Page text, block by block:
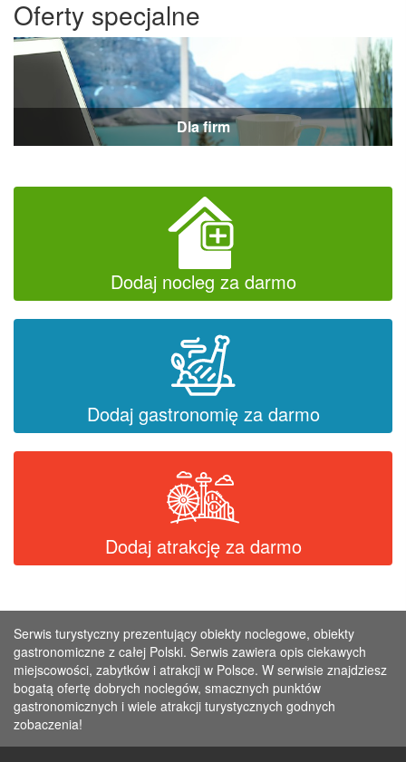
Oferty specjalne
Dla firm
Dodaj nocleg za darmo
Dodaj gastronomię za darmo
Dodaj atrakcję za darmo
Serwis turystyczny prezentujący obiekty noclegowe, obiekty
gastronomiczne z całej Polski. Serwis zawiera opis ciekawych
miejscowości, zabytków i atrakcji w Polsce. W serwisie znajdziesz
bogatą ofertę dobrych noclegów, smacznych punktów
gastronomicznych i wiele atrakcji turystycznych godnych
zobaczenia!